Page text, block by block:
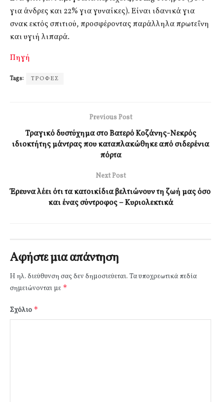
για άνδρες και 22% για γυναίκες). Είναι ιδανικά για
σνακ εκτός σπιτιού, προσφέροντας παράλληλα πρωτεΐνη
και υγιή λιπαρά.
Πηγή
Tags: ΤΡΟΦΕΣ
Previous Post
Τραγικό δυστύχημα στο Βατερό Κοζάνης-Νεκρός
ιδιοκτήτης μάντρας που καταπλακώθηκε από σιδερένια
πόρτα
Next Post
Έρευνα λέει ότι τα κατοικίδια βελτιώνουν τη ζωή μας όσο
και ένας σύντροφος – Κυριολεκτικά
Αφήστε μια απάντηση
Η ηλ. διεύθυνση σας δεν δημοσιεύεται. Τα υποχρεωτικά πεδία
σημειώνονται με *
Σχόλιο *